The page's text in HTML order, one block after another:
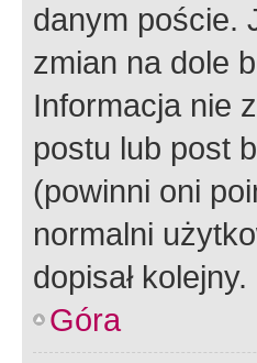
danym poście.
zmian na dole
Informacja nie
postu lub post
(powinni oni
normalni
dopisał kolejny.
Góra